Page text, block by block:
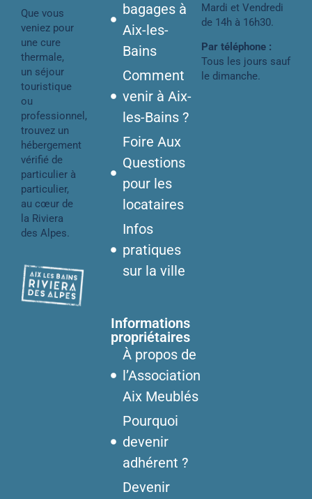
Que vous
veniez pour
une cure
thermale,
un séjour
touristique
ou
professionnel,
trouvez un
hébergement
vérifié de
particulier à
particulier,
au cœur de
la Riviera
des Alpes.
bagages à
Aix-les-
Bains
Comment
venir à Aix-
les-Bains ?
Foire Aux
Questions
pour les
locataires
Infos
pratiques
sur la ville
Informations
propriétaires
À propos de
l’Association
Aix Meublés
Pourquoi
devenir
adhérent ?
Devenir
Mardi et Vendredi
de 14h à 16h30.
Par téléphone :
Tous les jours sauf
le dimanche.